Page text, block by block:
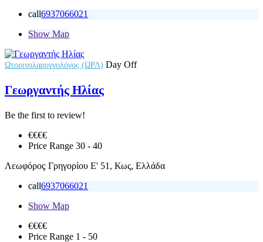
call6937066021
Show Map
Ωτορινολαρυγγολόγος (ΩΡΛ) Day Off
Γεωργαντής Ηλίας
Be the first to review!
€€€€
Price Range 30 - 40
Λεωφόρoç Γρηγορίου Ε' 51, Κως, Ελλάδα
call6937066021
Show Map
€€€€
Price Range 1 - 50